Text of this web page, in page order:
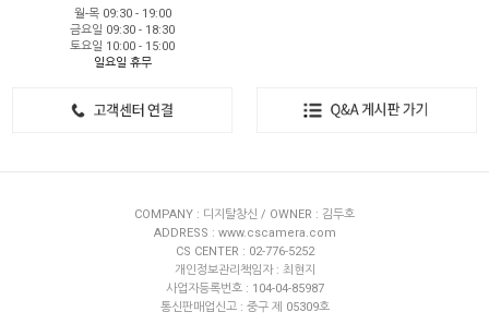
월-목 09:30 - 19:00
금요일 09:30 - 18:30
토요일 10:00 - 15:00
일요일 휴무
COMPANY : 디지탈창신 / OWNER : 김두호
ADDRESS : www.cscamera.com
CS CENTER : 02-776-5252
개인정보관리책임자 : 최현지
사업자등록번호 : 104-04-85987
통신판매업신고 : 중구 제 05309호